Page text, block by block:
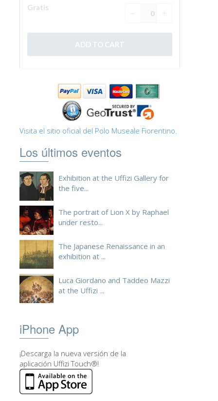
FRANÇAIS
ESPAÑOL
Visita el sitio oficial del Polo Museale Fiorentino.
Los últimos eventos
Exhibition at the Uffizi Gallery for
the five...
The portrait of Lion X by Raphael
under resto...
The Japanese Renaissance in an
exhibition at ...
Luca Giordano and Taddeo Mazzi
at the Uffizi ...
iPhone App
¡Descarga la nueva versión de la
aplicación Uffizi Touch®!